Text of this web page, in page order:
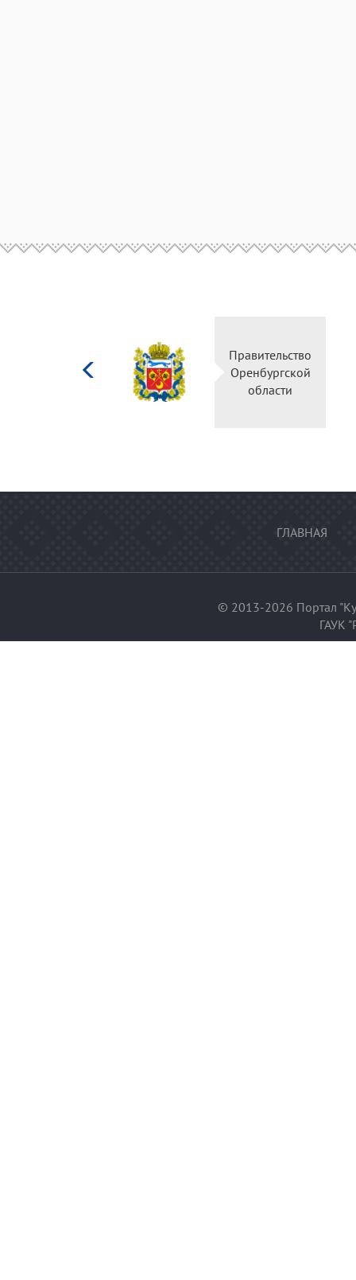
Правительство
Оренбургской
области
ГЛАВНАЯ
© 2013-2026 Портал
ГАУК